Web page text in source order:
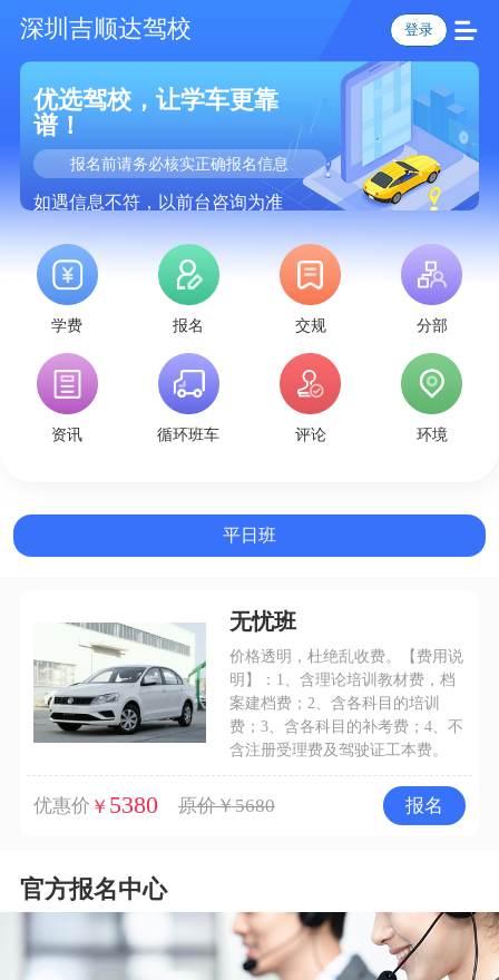
深圳吉顺达驾校 登录
优选驾校，让学车更靠
谱！
报名前请务必核实正确报名信息
如遇信息不符，以前台咨询为准
学费 报名 交规 分部
资讯 循环班车 评论 环境
平日班
无忧班
价格透明，杜绝乱收费。【费用说
明】：1、含理论培训教材费，档
案建档费；2、含各科目的培训
费；3、含各科目的补考费；4、不
含注册受理费及驾驶证工本费。
优惠价 ￥ 5380 原价￥5680 报名
官方报名中心